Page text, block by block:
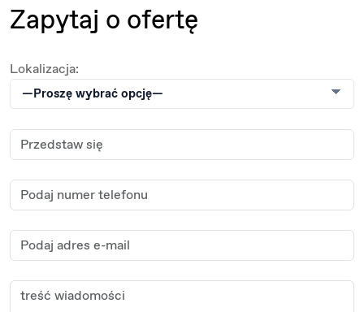
Zapytaj o ofertę
Lokalizacja: